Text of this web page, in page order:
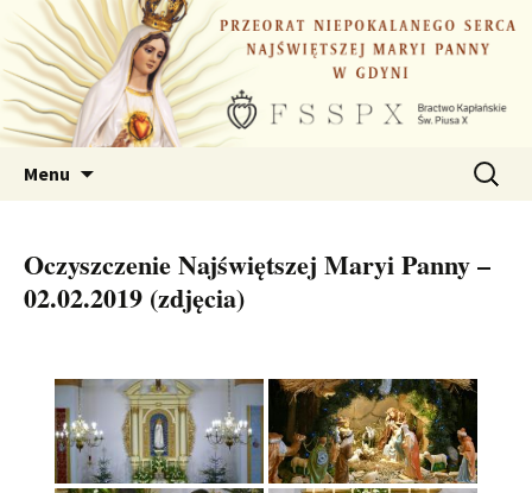
Przejdź
do
treści
Menu Szukaj:
Oczyszczenie Najświętszej Maryi Panny –
02.02.2019 (zdjęcia)